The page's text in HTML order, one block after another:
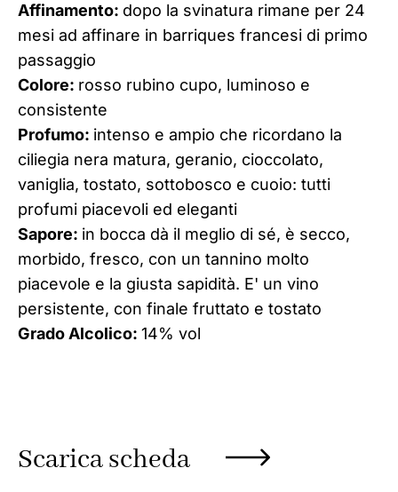
Affinamento: dopo la svinatura rimane per 24
mesi ad affinare in barriques francesi di primo
passaggio
Colore: rosso rubino cupo, luminoso e
consistente
Profumo: intenso e ampio che ricordano la
ciliegia nera matura, geranio, cioccolato,
vaniglia, tostato, sottobosco e cuoio: tutti
profumi piacevoli ed eleganti
Sapore: in bocca dà il meglio di sé, è secco,
morbido, fresco, con un tannino molto
piacevole e la giusta sapidità. E' un vino
persistente, con finale fruttato e tostato
Grado Alcolico: 14% vol
Scarica scheda